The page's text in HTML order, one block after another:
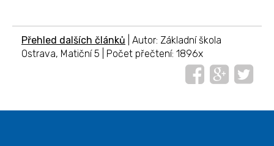
Přehled dalších článků | Autor: Základní škola
Ostrava, Matiční 5 | Počet přečtení: 1896x